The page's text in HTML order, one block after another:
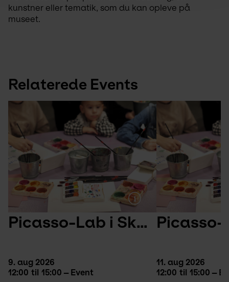
kunstner eller tematik, som du kan opleve på
museet.
Relaterede Events
Picasso-Lab i Skulpturparken
9. aug 2026
12:00 til 15:00 Event
11. aug 2026
12:00 til 15:00